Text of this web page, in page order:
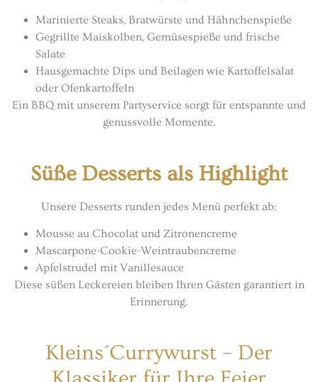
Marinierte Steaks, Bratwürste und Hähnchenspieße
Gegrillte Maiskolben, Gemüsespieße und frische
Salate
Hausgemachte Dips und Beilagen wie Kartoffelsalat
oder Ofenkartoffeln
Ein BBQ mit unserem Partyservice sorgt für entspannte und
genussvolle Momente.
Süße Desserts als Highlight
Unsere Desserts runden jedes Menü perfekt ab:
Mousse au Chocolat und Zitronencreme
Mascarpone-Cookie-Weintraubencreme
Apfelstrudel mit Vanillesauce
Diese süßen Leckereien bleiben Ihren Gästen garantiert in
Erinnerung.
Kleins´Currywurst – Der